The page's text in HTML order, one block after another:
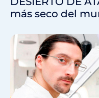
más seco del